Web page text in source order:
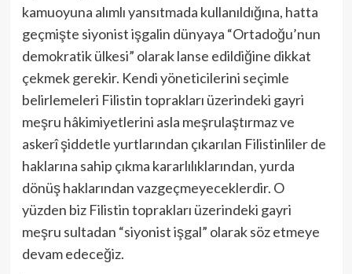
kamuoyuna alımlı yansıtmada kullanıldığına, hatta
geçmişte siyonist işgalin dünyaya “Ortadoğu’nun
demokratik ülkesi” olarak lanse edildiğine dikkat
çekmek gerekir. Kendi yöneticilerini seçimle
belirlemeleri Filistin toprakları üzerindeki gayri
meşru hâkimiyetlerini asla meşrulaştırmaz ve
askerî şiddetle yurtlarından çıkarılan Filistinliler de
haklarına sahip çıkma kararlılıklarından, yurda
dönüş haklarından vazgeçmeyeceklerdir. O
yüzden biz Filistin toprakları üzerindeki gayri
meşru sultadan “siyonist işgal” olarak söz etmeye
devam edeceğiz.